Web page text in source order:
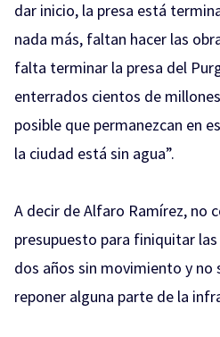
dar inicio, la presa está
nada más, faltan hacer las
falta terminar la presa del
enterrados cientos de
posible que permanezcan en
la ciudad está sin agua”.
A decir de Alfaro Ramírez, no
presupuesto para finiquitar
dos años sin movimiento y no
reponer alguna parte de la